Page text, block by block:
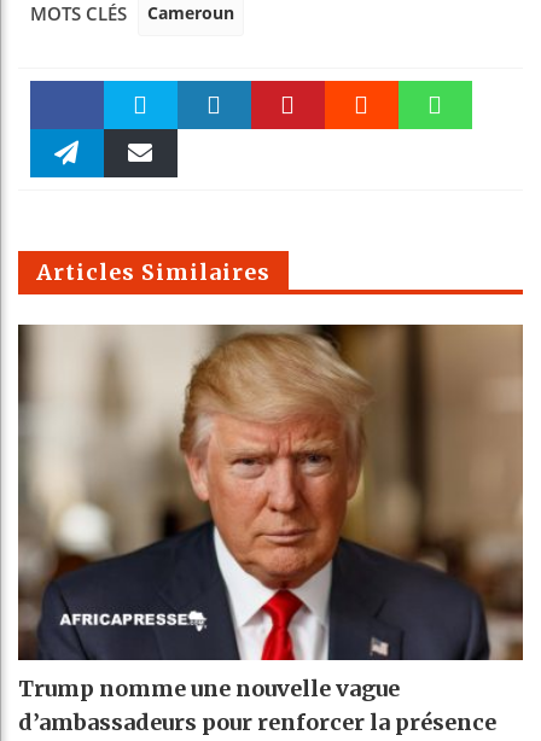
MOTS CLÉS Cameroun
Faceboo Twitter
m
Articles Similaires
Trump nomme une nouvelle vague
d’ambassadeurs pour renforcer la présence